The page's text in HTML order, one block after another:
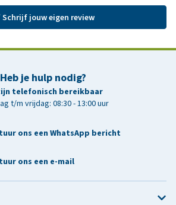
Schrijf jouw eigen review
Heb je hulp nodig?
telefonisch bereikbaar
t/m vrijdag: 08:30 - 13:00 uur
ons een WhatsApp bericht
ons een e-mail